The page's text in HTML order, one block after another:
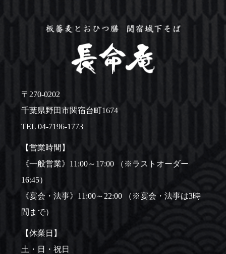
〒270-0202
千葉県野田市関宿台町1674
TEL04-7196-1773
【営業時間】
《一般営業》11:00～17:00 （※ラストオーダー
16:45）
《宴会・法事》11:00～22:00 （※宴会・法事は3時
間まで）
【休業日】
土・日・祝日